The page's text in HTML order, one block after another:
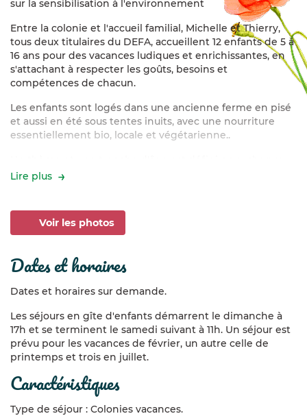
sur la sensibilisation à l'environnement
Entre la colonie et l'accueil familial, Michelle et Thierry,
tous deux titulaires du DEFA, accueillent 12 enfants de 5 à
16 ans pour des vacances ludiques et enrichissantes, en
s'attachant à respecter les goûts, besoins et
compétences de chacun.
Les enfants sont logés dans une ancienne ferme en pisé
et aussi en été sous tentes inuits, avec une nourriture
essentiellement bio, locale et végétarienne..
séjour. Les autres activités sont choisies sur place par
Cuisine(pain au levain, pizza, glace, plats à partir de
plantes sauvages…)
coopératifs, jeux d'eau, balade au clair de lune, grands
origami, fuseau de lavande, papier recyclé, plâtre,
bougies, laine feutrée, rotin, stéatite…)
Animaux(nourrir, prendre soin et câliner l'âne Kirikou, les
et cobayes)
Temps calmes(bibiothèque, coloriages mandalas,
Lire plus
Voir les photos
dates et horaires
Dates et horaires sur demande.
Les séjours en gîte d'enfants démarrent le dimanche à
17h et se terminent le samedi suivant à 11h. Un séjour est
prévu pour les vacances de février, un autre celle de
printemps et trois en juillet.
caractéristiques
Type de séjour : Colonies vacances.